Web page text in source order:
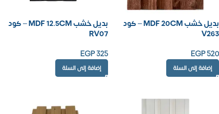
بديل خشب MDF 20CM – كود
V263
EGP520
إضافة إلى السلة
بديل خشب MDF 12.5CM – كود
RV07
EGP325
إضافة إلى السلة